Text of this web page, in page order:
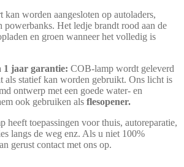
kan worden aangesloten op autoladers,
powerbanks. Het ledje brandt rood aan de
en groen wanneer het volledig is
1 jaar garantie: COB-lamp wordt geleverd
als statief kan worden gebruikt. Ons licht is
ontwerp met een goede water- en
ook gebruiken als flesopener.
heeft toepassingen voor thuis, autoreparatie,
langs de weg enz. Als u niet 100%
gerust contact met ons op.